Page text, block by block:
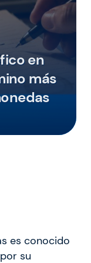
en
más
es conocido
su